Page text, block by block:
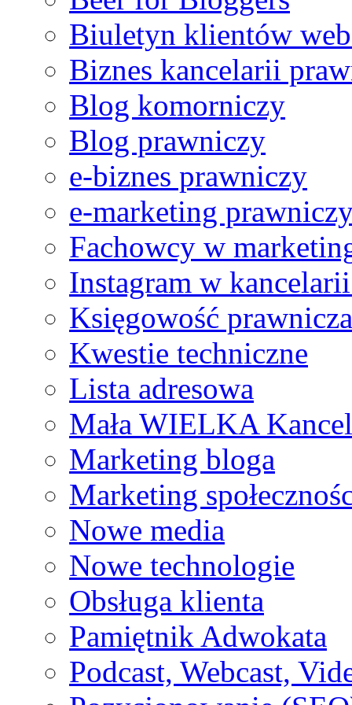
Ref no. 4
Z dużą przyjemnością i pewnością mogę polecić usługi
Biuletyn klientów
Biznes kancelarii
Blog komorniczy
Blog prawniczy
e-biznes prawniczy
e-marketing
Fachowcy w
Instagram w
Księgowość prawnicza
Kwestie techniczne
Lista adresowa
Mała WIELKA
Marketing bloga
Marketing
Nowe media
Nowe technologie
Obsługa klienta
Pamiętnik Adwokata
Podcast, Webcast,